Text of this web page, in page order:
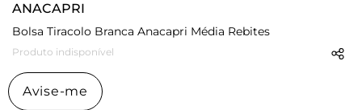
ANACAPRI
Bolsa Tiracolo Branca Anacapri Média Rebites
Produto indisponível
Avise-me